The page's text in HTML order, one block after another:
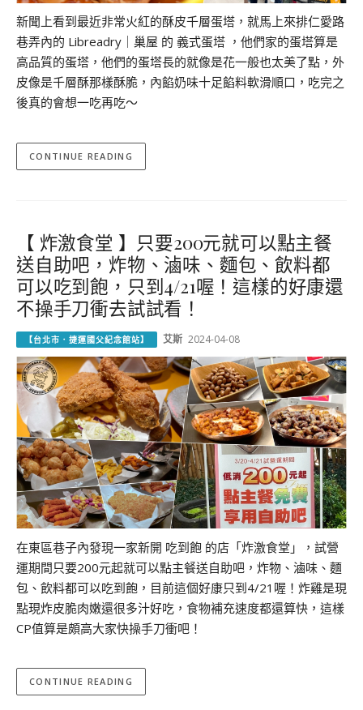
新聞上看到最近非常火紅的酥皮千層蛋塔，就馬上來排仁愛路
巷弄內的 Libreadry｜巢屋 的 義式蛋塔 ，他們家的蛋塔算是
高品質的蛋塔，他們的蛋塔長的就像是花一般也太美了點，外
皮像是千層酥那樣酥脆，內餡奶味十足餡料軟滑順口，吃完之
後真的會想一吃再吃～
CONTINUE READING
【 炸激食堂 】只要200元就可以點主餐
送自助吧，炸物、滷味、麵包、飲料都
可以吃到飽，只到4/21喔！這樣的好康還
不操手刀衝去試試看！
【台北市．捷運國父紀念館站】 艾斯 2024-04-08
在東區巷子內發現一家新開 吃到飽 的店「炸激食堂」，試營
運期間只要200元起就可以點主餐送自助吧，炸物、滷味、麵
包、飲料都可以吃到飽，目前這個好康只到4/21喔！炸雞是現
點現炸皮脆肉嫩還很多汁好吃，食物補充速度都還算快，這樣
CP值算是頗高大家快操手刀衝吧！
CONTINUE READING